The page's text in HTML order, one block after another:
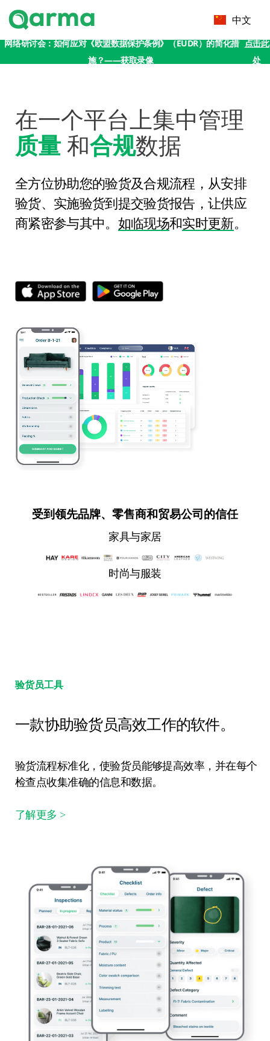
中文
网络研讨会：如何应对《欧盟数据保护条例》（EUDR）的简化措
施？——获取录像
点击此
处
在一个平台上集中管理
质量和合规数据
全方位协助您的验货及合规流程，从安排
验货、实施验货到提交验货报告，让供应
商紧密参与其中。 如临现场和实时更新。
受到领先品牌、零售商和贸易公司的信任
家具与家居
时尚与服装
验货员工具
一款协助验货员高效工作的软件。
验货流程标准化，使验货员能够提高效率，并在每个
检查点收集准确的信息和数据。
了解更多 >